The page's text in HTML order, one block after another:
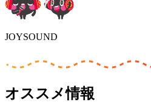
JOYSOUND
オススメ情報